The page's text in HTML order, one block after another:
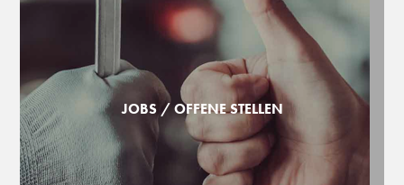
JOBS / OFFENE STELLEN